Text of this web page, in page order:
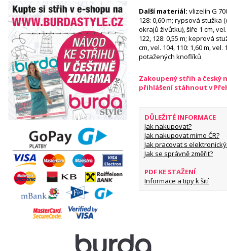
Další materiál: vlizelín G
128: 0,60 m; rypsová stužka
okrajů živůtku), šíře 1 cm,
122, 128: 0,55 m; keprová
cm, vel. 104, 110: 1,60 m, vel.
potažených knoflíků
Zakoupený střih a český
přihlášení stáhnout v
DŮLEŽITÉ INFORMACE
Jak nakupovat?
Jak nakupovat mimo ČR?
Jak pracovat s
Jak se správně změřit?
PDF KE STAŽENÍ
Informace a tipy k šití